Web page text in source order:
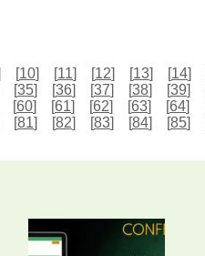
[10] [11] [12] [13] [14]
[35] [36] [37] [38] [39]
[60] [61] [62] [63] [64]
[81] [82] [83] [84] [85]